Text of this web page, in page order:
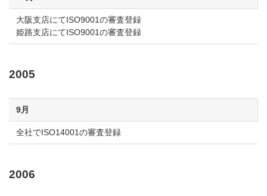
大阪支店にてISO9001の審査登録
姫路支店にてISO9001の審査登録
2005
9月
全社でISO14001の審査登録
2006